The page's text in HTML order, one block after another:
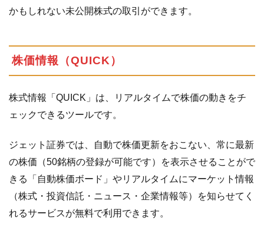
かもしれない未公開株式の取引ができます。
株価情報（QUICK）
株式情報「QUICK」は、リアルタイムで株価の動きをチ
ェックできるツールです。
ジェット証券では、自動で株価更新をおこない、常に最新
の株価（50銘柄の登録が可能です）を表示させることがで
きる「自動株価ボード」やリアルタイムにマーケット情報
（株式・投資信託・ニュース・企業情報等）を知らせてく
れるサービスが無料で利用できます。